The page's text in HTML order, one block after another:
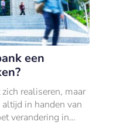
een
realiseren, maar
in handen van
verandering in